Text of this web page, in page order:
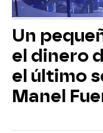
Un
el dinero
el último
Manel